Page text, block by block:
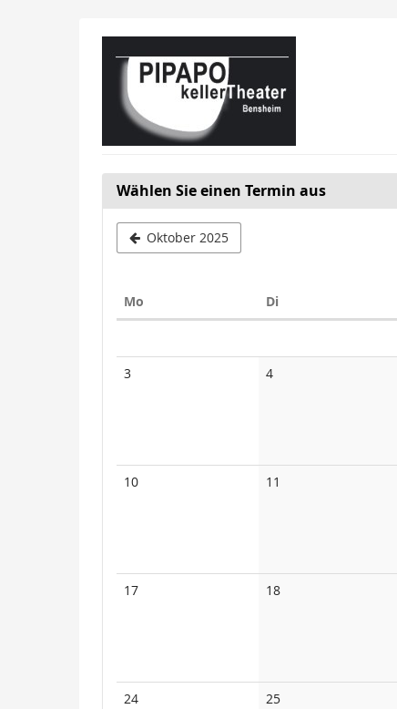
Wählen Sie einen Termin aus
Oktober 2025
Mo DiDienstag
3Keine
4Keine
10Keine
11
17Keine
18Keine
24Keine
25Keine